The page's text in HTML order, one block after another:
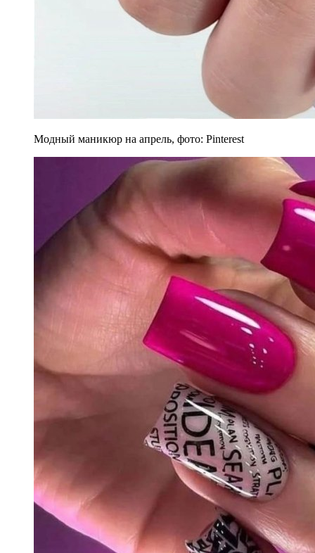
Модный маникюр на апрель, фото: Pinterest